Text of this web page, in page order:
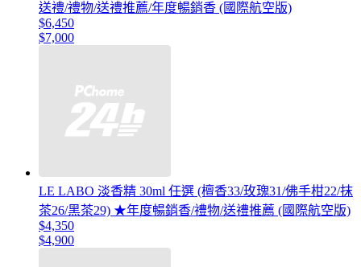
送禮/禮物/送禮推薦/年度暢銷香 (國際航空版)
$6,450
$7,000
LE LABO 淡香精 30ml 任選 (檀香33/玫瑰31/佛手柑22/抹
茶26/黑茶29) ★年度暢銷香/禮物/送禮推薦 (國際航空版)
$4,350
$4,900